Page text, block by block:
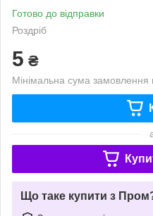
Готово до відправки
Роздріб
5 ₴
Мінімальна сума
Що таке купити з